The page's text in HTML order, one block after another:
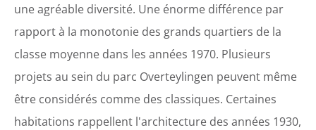
une agréable diversité. Une énorme différence par
rapport à la monotonie des grands quartiers de la
classe moyenne dans les années 1970. Plusieurs
projets au sein du parc Overteylingen peuvent même
être considérés comme des classiques. Certaines
habitations rappellent l'architecture des années 1930,